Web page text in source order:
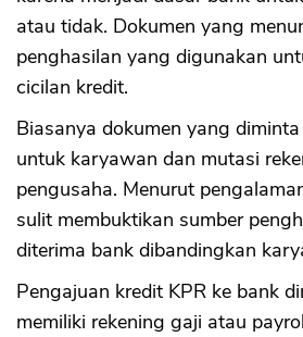
atau tidak. Dokumen yang
penghasilan yang digunakan
cicilan kredit.
Biasanya dokumen yang
untuk karyawan dan mutasi
pengusaha. Menurut
sulit membuktikan sumber
diterima bank dibandingkan
Pengajuan kredit KPR ke bank
memiliki rekening gaji atau